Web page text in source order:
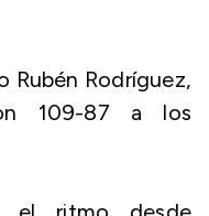
Rubén Rodríguez,
109-87 a los